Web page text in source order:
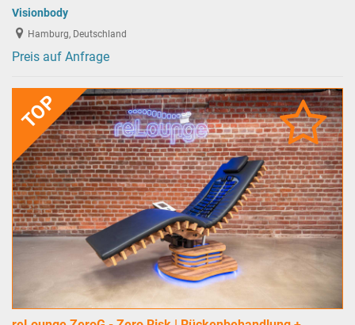
Visionbody
Hamburg, Deutschland
Preis auf Anfrage
TOP